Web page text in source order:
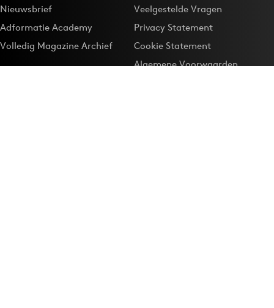
Nieuwsbrief
Adformatie Academy
Volledig Magazine Archief
Veelgestelde Vragen
Privacy Statement
Cookie Statement
Algemene Voorwaarden